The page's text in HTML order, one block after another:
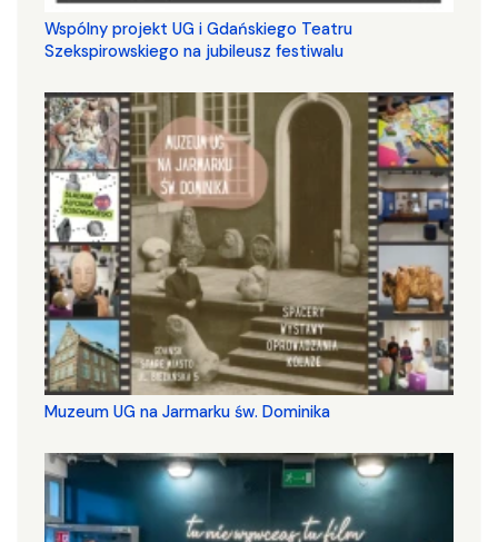
Wspólny projekt UG i Gdańskiego Teatru
Szekspirowskiego na jubileusz festiwalu
Muzeum UG na Jarmarku św. Dominika